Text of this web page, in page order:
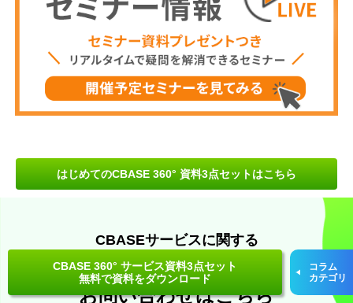
CBASE 360° サービス資料3点セット
無料で資料をダウンロード
コラム
カテゴリ
はじめてのCBASE 360° 資料3点セットはこちら
CBASEサービスに関する
お役立ち資料・
お問い合わせはこちら